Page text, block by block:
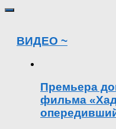
ВИДЕО ~
Премьера
фильма